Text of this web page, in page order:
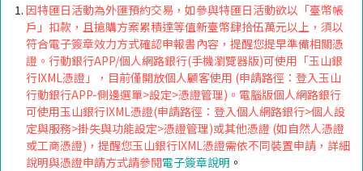
因特匯日活動為外匯預約交易，如參與特匯日活動欲以「臺幣帳
戶」扣款，且搶購方案累積達等值新臺幣肆拾伍萬元以上，須以
符合電子簽章效力方式確認申報書內容，提醒您提早準備相關憑
證。行動銀行APP/個人網路銀行(手機瀏覽器版)可使用「玉山銀
行IXML憑證」，目前僅開放個人顧客使用 (申請路徑：登入玉山
行動銀行APP-側邊選單>設定>憑證管理)。電腦版個人網路銀行
可使用玉山銀行IXML憑證(申請路徑：登入個人網路銀行>個人設
定與服務>掛失與功能設定>憑證管理)或其他憑證 (如自然人憑證
或工商憑證)，提醒您玉山銀行IXML憑證需依不同裝置申請，詳細
說明與憑證申請方式請參閱電子簽章說明 。